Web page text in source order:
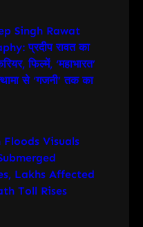
Singh Rawat
प्रदीप रावत का
फिल्में, ‘महाभारत’
से ‘गजनी’ तक का
Floods Visuals
Lakhs Affected
Toll Rises